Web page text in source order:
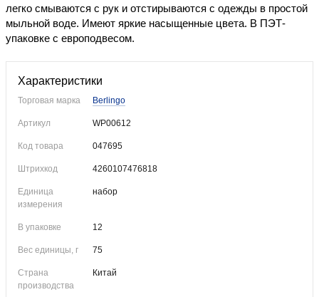
легко смываются с рук и отстирываются с одежды в простой
мыльной воде. Имеют яркие насыщенные цвета. В ПЭТ-
упаковке с европодвесом.
Характеристики
Торговая марка Berlingo
Артикул WP00612
Код товара 047695
Штрихкод 4260107476818
Единица
измерения
набор
В упаковке 12
Вес единицы, г 75
Страна
производства
Китай